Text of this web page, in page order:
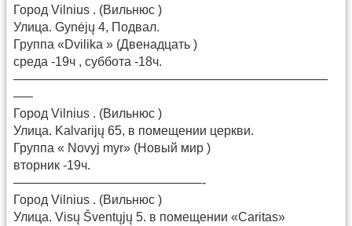
Город Vilnius . (Вильнюс )
Улица. Gynėjų 4, Подвал.
Группа «Dvilika » (Двенадцать )
среда -19ч , суббота -18ч.
—————————————————————————
—–
Город Vilnius . (Вильнюс )
Улица. Kalvarijų 65, в помещении церкви.
Группа « Novyj myr» (Новый мир )
вторник -19ч.
———————————————-
Город Vilnius . (Вильнюс )
Улица. Visų Šventųjų 5. в помещении «Caritas»